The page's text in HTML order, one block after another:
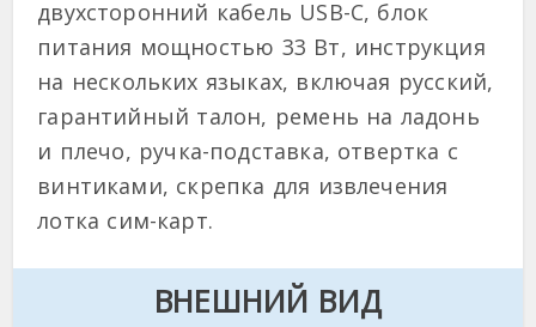
двухсторонний кабель USB-C, блок
питания мощностью 33 Вт, инструкция
на нескольких языках, включая русский,
гарантийный талон, ремень на ладонь
и плечо, ручка-подставка, отвертка с
винтиками, скрепка для извлечения
лотка сим-карт.
ВНЕШНИЙ ВИД